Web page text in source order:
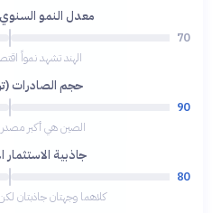
معدل النمو السنوي (2023-
70
الهند تشهد نمواً
حجم الصادرات
90
الصين هي أكبر مصدر
جاذبية الاستثمار
80
كلاهما وجهتان جاذبتان